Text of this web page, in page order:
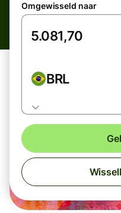
Omgewisseld naar
BRL